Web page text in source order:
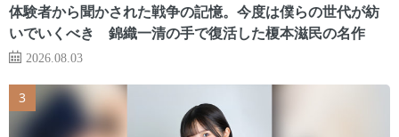
体験者から聞かされた戦争の記憶。今度は僕らの世代が紡
いでいくべき 錦織一清の手で復活した榎本滋民の名作
2026.08.03